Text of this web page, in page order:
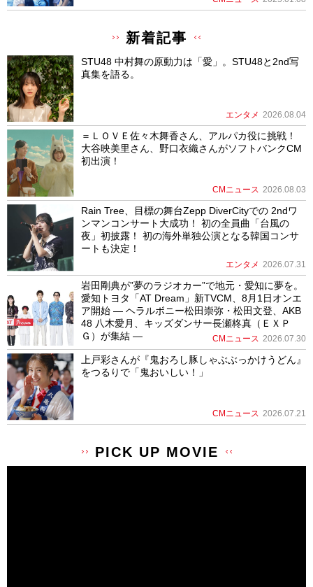
新着記事
STU48 中村舞の原動力は「愛」。STU48と2nd写
真集を語る。
エンタメ 2026.08.04
＝ＬＯＶＥ佐々木舞香さん、アルパカ役に挑戦！
大谷映美里さん、野口衣織さんがソフトバンクCM
初出演！
CMニュース 2026.08.03
Rain Tree、目標の舞台Zepp DiverCityでの 2ndワ
ンマンコンサート大成功！ 初の全員曲「台風の
夜」初披露！ 初の海外単独公演となる韓国コンサ
ートも決定！
エンタメ 2026.07.31
岩田剛典が”夢のラジオカー”で地元・愛知に夢を。
愛知トヨタ「AT Dream」新TVCM、8月1日オンエ
ア開始 ― ヘラルボニー松田崇弥・松田文登、AKB
48 八木愛月、キッズダンサー長瀬柊真（ＥＸＰ
Ｇ）が集結 ―
CMニュース 2026.07.30
上戸彩さんが『鬼おろし豚しゃぶぶっかけうどん』
をつるりで「鬼おいしい！」
CMニュース 2026.07.21
PICK UP MOVIE